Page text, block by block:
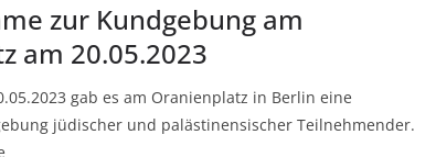
zur Kundgebung am
am 20.05.2023
gab es am Oranienplatz in Berlin eine
jüdischer und palästinensischer Teilnehmender.